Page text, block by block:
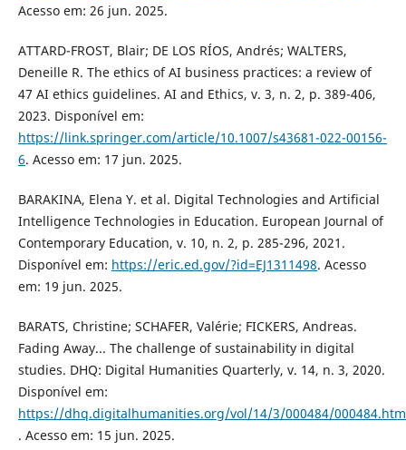
Acesso em: 26 jun. 2025.
ATTARD-FROST, Blair; DE LOS RÍOS, Andrés; WALTERS,
Deneille R. The ethics of AI business practices: a review of
47 AI ethics guidelines. AI and Ethics, v. 3, n. 2, p. 389-406,
2023. Disponível em:
https://link.springer.com/article/10.1007/s43681-022-00156-
6. Acesso em: 17 jun. 2025.
BARAKINA, Elena Y. et al. Digital Technologies and Artificial
Intelligence Technologies in Education. European Journal of
Contemporary Education, v. 10, n. 2, p. 285-296, 2021.
Disponível em: https://eric.ed.gov/?id=EJ1311498. Acesso
em: 19 jun. 2025.
BARATS, Christine; SCHAFER, Valérie; FICKERS, Andreas.
Fading Away... The challenge of sustainability in digital
studies. DHQ: Digital Humanities Quarterly, v. 14, n. 3, 2020.
Disponível em:
https://dhq.digitalhumanities.org/vol/14/3/000484/
. Acesso em: 15 jun. 2025.